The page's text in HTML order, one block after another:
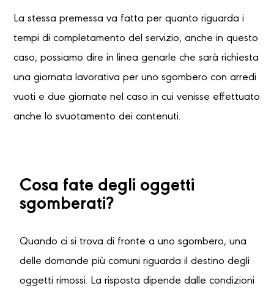
La stessa premessa va fatta per quanto riguarda i
tempi di completamento del servizio, anche in questo
caso, possiamo dire in linea genarle che sarà richiesta
una giornata lavorativa per uno sgombero con arredi
vuoti e due giornate nel caso in cui venisse effettuato
anche lo svuotamento dei contenuti.
Cosa fate degli oggetti
sgomberati?
Quando ci si trova di fronte a uno sgombero, una
delle domande più comuni riguarda il destino degli
oggetti rimossi. La risposta dipende dalle condizioni